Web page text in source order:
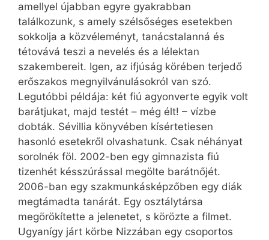
amellyel újabban egyre gyakrabban
találkozunk, s amely szélsőséges esetekben
sokkolja a közvéleményt, tanácstalanná és
tétovává teszi a nevelés és a lélektan
szakembereit. Igen, az ifjúság körében terjedő
erőszakos megnyilvánulásokról van szó.
Legutóbbi példája: két fiú agyonverte egyik volt
barátjukat, majd testét – még élt! – vízbe
dobták. Sévillia könyvében kísértetiesen
hasonló esetekről olvashatunk. Csak néhányat
sorolnék föl. 2002-ben egy gimnazista fiú
tizenhét késszúrással megölte barátnőjét.
2006-ban egy szakmunkásképzőben egy diák
megtámadta tanárát. Egy osztálytársa
megörökítette a jelenetet, s körözte a filmet.
Ugyanígy járt körbe Nizzában egy csoportos